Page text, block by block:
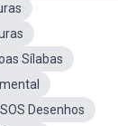
Sílabas
Desenhos